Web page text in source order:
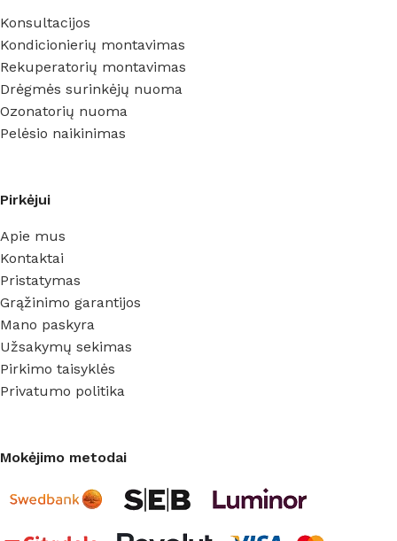
Konsultacijos
Kondicionierių montavimas
Rekuperatorių montavimas
Drėgmės surinkėjų nuoma
Ozonatorių nuoma
Pelėsio naikinimas
Pirkėjui
Apie mus
Kontaktai
Pristatymas
Grąžinimo garantijos
Mano paskyra
Užsakymų sekimas
Pirkimo taisyklės
Privatumo politika
Mokėjimo metodai